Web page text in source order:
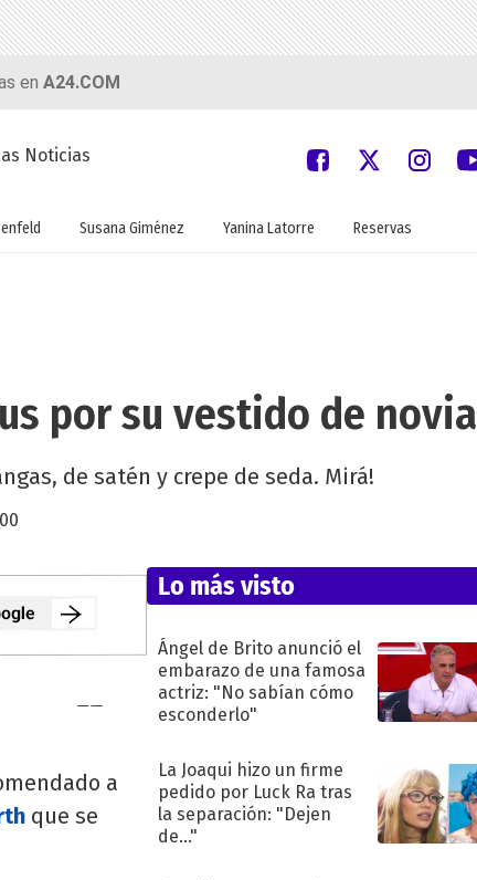
en A24.COM
Noticias
Susana Giménez Yanina Latorre Reservas
por su vestido de novia
de satén y crepe de seda. Mirá!
a
que se
Lo más visto
Ángel de Brito anunció el
embarazo de una famosa
actriz: "No sabían cómo
esconderlo"
La Joaqui hizo un firme
pedido por Luck Ra tras
la separación: "Dejen
de..."